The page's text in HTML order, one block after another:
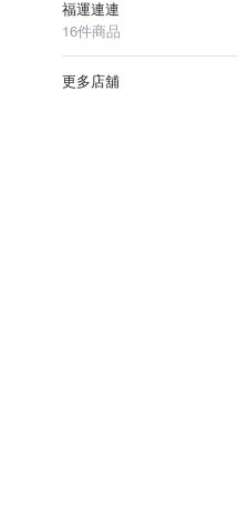
福運連連
16件商品
更多店舖